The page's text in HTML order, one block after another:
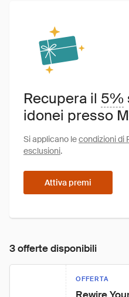
Recupera il 5%
idonei presso
Si applicano lecondizioni di
esclusioni.
Attiva premi
3 offerte disponibili
OFFERTA